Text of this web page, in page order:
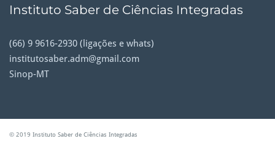
Instituto Saber de Ciências Integradas
(66) 9 9616-2930 (ligações e whats)
institutosaber.adm@gmail.com
Sinop-MT
© 2019 Instituto Saber de Ciências Integradas